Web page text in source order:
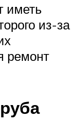
иметь
из-за
ремонт